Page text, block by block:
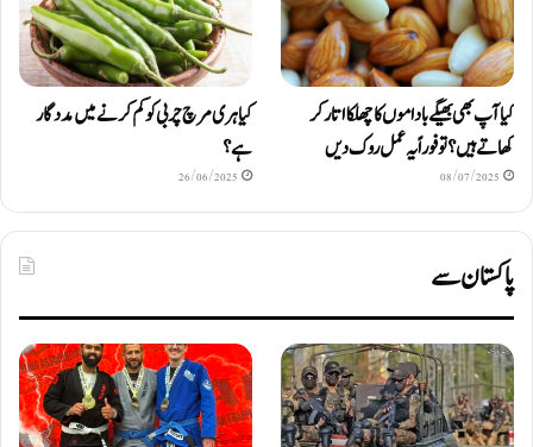
کیا آپ بھی بھیگے باداموں کا چھلکا اتار کر
کھاتے ہیں؟ تو فوراً یہ عمل روک دیں
08/07/2025
کیا ہری مرچ چربی کو کم کرنے میں مددگار
ہے؟
26/06/2025
پاکستان سے